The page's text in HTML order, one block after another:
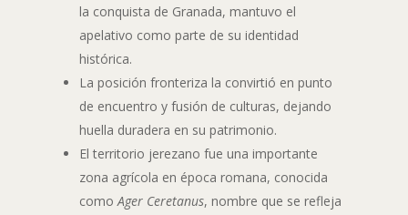
la conquista de Granada, mantuvo el
apelativo como parte de su identidad
histórica.
La posición fronteriza la convirtió en punto
de encuentro y fusión de culturas, dejando
huella duradera en su patrimonio.
El territorio jerezano fue una importante
zona agrícola en época romana, conocida
comoAger Ceretanus, nombre que se refleja